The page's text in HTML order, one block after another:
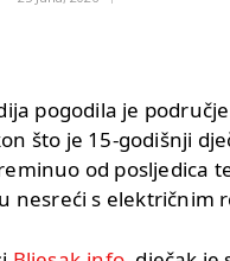
pogodila je
što je 15-godišnji
od posljedica
nesreći s električnim